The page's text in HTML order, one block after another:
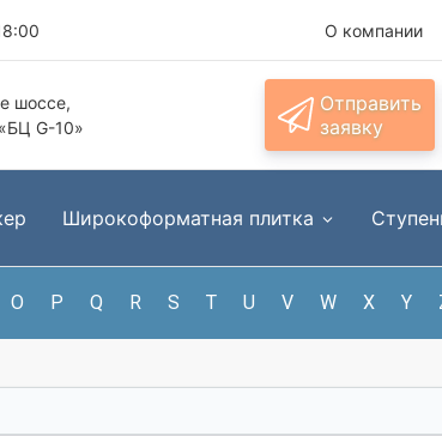
О компании
шоссе,
G-10»
Отправить
заявку
Широкоформатная плитка
O P Q R S T U V W X Y